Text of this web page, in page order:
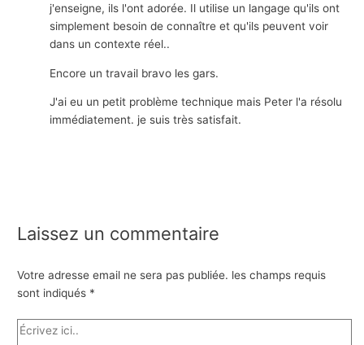
j'enseigne, ils l'ont adorée. Il utilise un langage qu'ils ont
simplement besoin de connaître et qu'ils peuvent voir
dans un contexte réel..
Encore un travail bravo les gars.
J'ai eu un petit problème technique mais Peter l'a résolu
immédiatement. je suis très satisfait.
Laissez un commentaire
Votre adresse email ne sera pas publiée. les champs requis
sont indiqués *